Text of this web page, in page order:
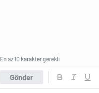
Gönder
En az 10 karakter gerekli